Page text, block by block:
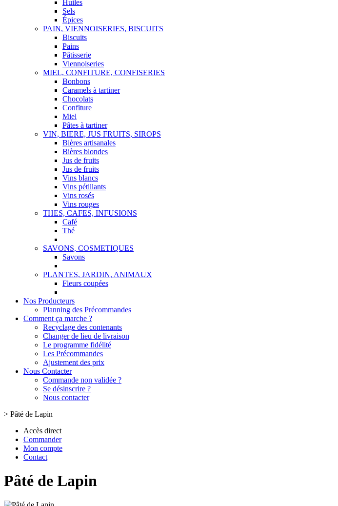
Huiles
Sels
Épices
PAIN, VIENNOISERIES, BISCUITS
Biscuits
Pains
Pâtisserie
Viennoiseries
MIEL, CONFITURE, CONFISERIES
Bonbons
Caramels à tartiner
Chocolats
Confiture
Miel
Pâtes à tartiner
VIN, BIERE, JUS FRUITS, SIROPS
Bières artisanales
Bières blondes
Jus de fruits
Jus de fruits
Vins blancs
Vins pétillants
Vins rosés
Vins rouges
THES, CAFES, INFUSIONS
Café
Thé
SAVONS, COSMETIQUES
Savons
PLANTES, JARDIN, ANIMAUX
Fleurs coupées
Nos Producteurs
Planning des Précommandes
Comment ça marche ?
Recyclage des contenants
Changer de lieu de livraison
Le programme fidélité
Les Précommandes
Ajustement des prix
Nous Contacter
Commande non validée ?
Se désinscrire ?
Nous contacter
> Pâté de Lapin
Accès direct
Commander
Mon compte
Contact
Pâté de Lapin